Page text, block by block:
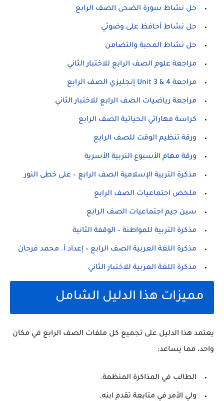
حل نشاط سورة الضحى الصف الرابع
حل نشاط أحافظ على وضوئي
حل نشاط المحبة والتضامن
مراجعة علوم الصف الرابع للاختبار الثاني
مراجعة Unit 3 & 4 إنجليزي الصف الرابع
مراجعة رياضيات الصف الرابع للاختبار الثاني
كراسة مهاراتي الحياتية الصف الرابع
ورقة تنظيم الوقت للصف الرابع
ورقة مهام الأسبوع التربية الأسرية
مذكرة التربية الإسلامية الصف الرابع – على خطى النور
ملخص اجتماعيات الصف الرابع
سين جيم اجتماعيات الصف الرابع
مذكرة التربية للمواطنة – الوقفة الثانية
مذكرة اللغة العربية الصف الرابع – إعداد أ. محمد فرحان
مذكرة اللغة العربية للاختبار الثاني
مميزات هذا الدليل الشامل
يعتمد هذا الدليل على تجميع كل ملفات الصف الرابع في مكان
واحد، مما يساعد:
الطالب في المذاكرة المنظمة.
ولي الأمر في متابعة تقدم ابنه.